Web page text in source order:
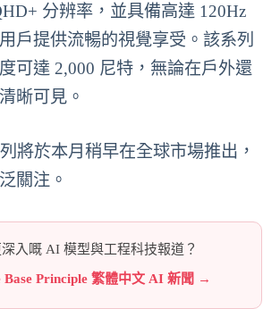
分辨率，並具備高達 120Hz
戶提供流暢的視覺享受。該系列
可達 2,000 尼特，無論在戶外還
晰可見。
將於本月稍早在全球市場推出，
關注。
入嘅 AI 模型與工程科技報道？
Base Principle 繁體中文 AI 新聞 →